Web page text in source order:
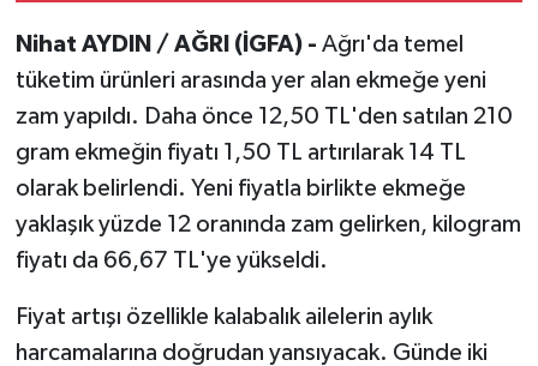
Nihat AYDIN / AĞRI (İGFA) - Ağrı'da temel
tüketim ürünleri arasında yer alan ekmeğe yeni
zam yapıldı. Daha önce 12,50 TL'den satılan 210
gram ekmeğin fiyatı 1,50 TL artırılarak 14 TL
olarak belirlendi. Yeni fiyatla birlikte ekmeğe
yaklaşık yüzde 12 oranında zam gelirken, kilogram
fiyatı da 66,67 TL'ye yükseldi.
Fiyat artışı özellikle kalabalık ailelerin aylık
harcamalarına doğrudan yansıyacak. Günde iki